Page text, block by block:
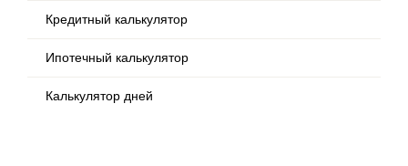
Кредитный калькулятор
Ипотечный калькулятор
Калькулятор дней